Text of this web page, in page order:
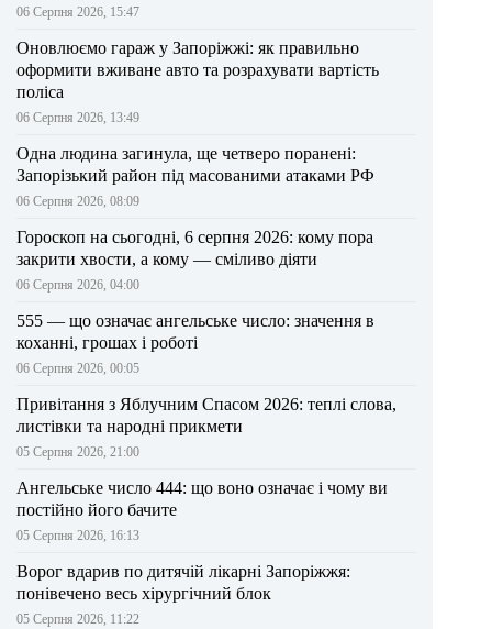
06 Серпня 2026, 15:47
Оновлюємо гараж у Запоріжжі: як правильно
оформити вживане авто та розрахувати вартість
поліса
06 Серпня 2026, 13:49
Одна людина загинула, ще четверо поранені:
Запорізький район під масованими атаками РФ
06 Серпня 2026, 08:09
Гороскоп на сьогодні, 6 серпня 2026: кому пора
закрити хвости, а кому — сміливо діяти
06 Серпня 2026, 04:00
555 — що означає ангельське число: значення в
коханні, грошах і роботі
06 Серпня 2026, 00:05
Привітання з Яблучним Спасом 2026: теплі слова,
листівки та народні прикмети
05 Серпня 2026, 21:00
Ангельське число 444: що воно означає і чому ви
постійно його бачите
05 Серпня 2026, 16:13
Ворог вдарив по дитячій лікарні Запоріжжя:
понівечено весь хірургічний блок
05 Серпня 2026, 11:22